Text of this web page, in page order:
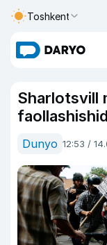
Toshkent
Sharlotsvill
Dunyo 12:53 /